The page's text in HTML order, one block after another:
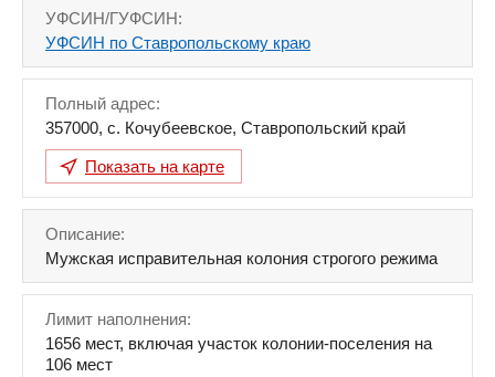
УФСИН/ГУФСИН:
УФСИН по Ставропольскому краю
Полный адрес:
357000, с. Кочубеевское, Ставропольский край
Показать на карте
Описание:
Мужская исправительная колония строгого режима
Лимит наполнения:
1656 мест, включая участок колонии-поселения на
106 мест